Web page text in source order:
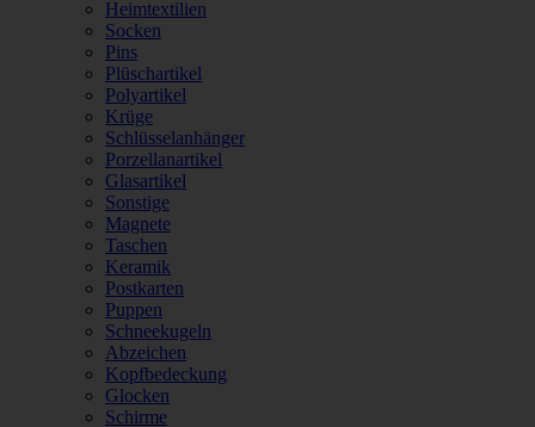
Heimtextilien
Socken
Pins
Plüschartikel
Polyartikel
Krüge
Schlüsselanhänger
Porzellanartikel
Glasartikel
Sonstige
Magnete
Taschen
Keramik
Postkarten
Puppen
Schneekugeln
Abzeichen
Kopfbedeckung
Glocken
Schirme